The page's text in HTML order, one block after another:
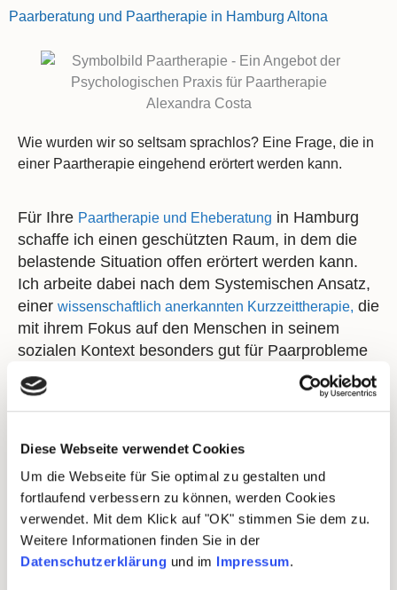
Diese Webseite verwendet Cookies
Um die Webseite für Sie optimal zu gestalten und
fortlaufend verbessern zu können, werden Cookies
verwendet. Mit dem Klick auf "OK" stimmen Sie dem zu.
Weitere Informationen finden Sie in der
Datenschutzerklärung und im Impressum.
Paarberatung und Paartherapie in Hamburg Altona
Wie wurden wir so seltsam sprachlos? Eine Frage, die in
einer Paartherapie eingehend erörtert werden kann.
Für Ihre Paartherapie und Eheberatung in Hamburg
schaffe ich einen geschützten Raum, in dem die
belastende Situation offen erörtert werden kann.
Ich arbeite dabei nach dem Systemischen Ansatz,
einer wissenschaftlich anerkannten Kurzzeittherapie, die
mit ihrem Fokus auf den Menschen in seinem
sozialen Kontext besonders gut für Paarprobleme
und Familienberatungen geeignet ist.
Ich begleite Sie auf Ihrem Weg mit
erprobten Kommunikationsstrategien
Erfahrung in der Sexualtherapie
einfühlsamer Trennungsberatung
wissenschaftlich anerkannten Methoden